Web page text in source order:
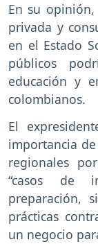
En su opinión,
privada y
en el Estado
públicos
educación y
colombianos.
El
importancia
regionales
“casos de
preparación,
prácticas
un negocio